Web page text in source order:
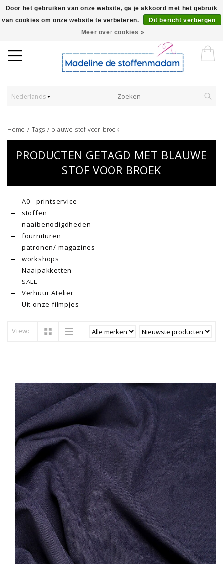
Worldwide Shipping - Onze stoffen worden verkocht per 10 cm.
Nederlands
Home / Tags / blauwe stof voor broek
PRODUCTEN GETAGD MET BLAUWE
STOF VOOR BROEK
A0 - printservice
stoffen
naaibenodigdheden
fournituren
patronen/ magazines
workshops
Naaipakketten
SALE
Verhuur Atelier
Uit onze filmpjes
View:
Door het gebruiken van onze website, ga je akkoord met het gebruik
van cookies om onze website te verbeteren.
Dit bericht verbergen
Meer over cookies »